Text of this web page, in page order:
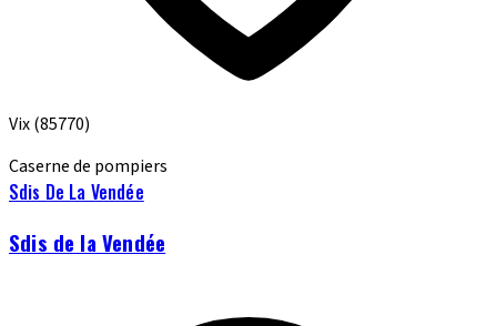
Vix(85770)
Caserne de pompiers
Sdis De La Vendée
Sdis de la Vendée